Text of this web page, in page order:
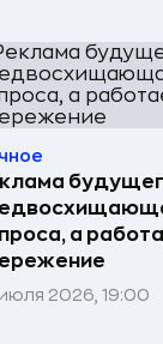
а
2026, 19:00